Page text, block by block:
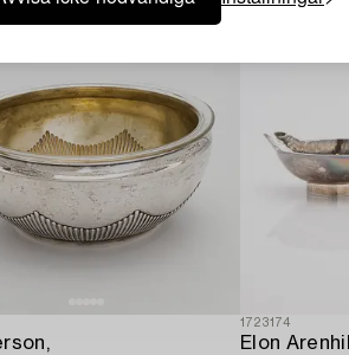
1723174
Elon Arenhill